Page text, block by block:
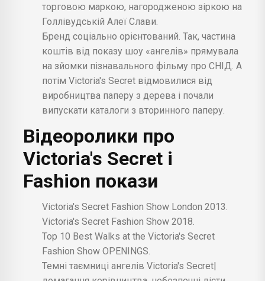
торговою маркою, нагородженою зіркою на
Голлівудській Алеї Слави.
Бренд соціально орієнтований. Так, частина
коштів від показу шоу «ангелів» прямувала
на зйомки пізнавального фільму про СНІД. А
потім Victoria's Secret відмовилися від
виробництва паперу з дерева і почали
випускати каталоги з вторинного паперу.
Відеоролики про
Victoria's Secret і
Fashion покази
Victoria's Secret Fashion Show London 2013.
Victoria's Secret Fashion Show 2018.
Top 10 Best Walks at the Victoria's Secret
Fashion Show OPENINGS.
Темні таємниці ангелів Victoria's Secret|